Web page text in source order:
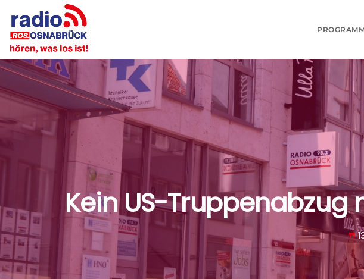
Kein US-
today